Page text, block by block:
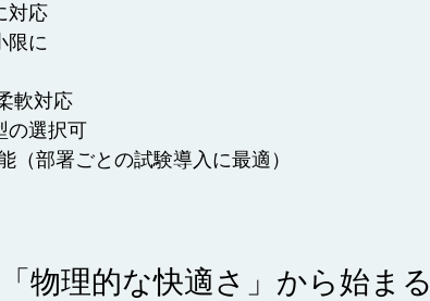
対応
限に
軟対応
の選択可
（部署ごとの試験導入に最適）
物理的な快適さ」から始まる